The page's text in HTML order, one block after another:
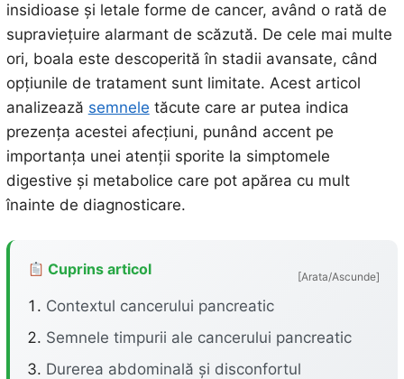
insidioase și letale forme de cancer, având o rată de
supraviețuire alarmant de scăzută. De cele mai multe
ori, boala este descoperită în stadii avansate, când
opțiunile de tratament sunt limitate. Acest articol
analizează semnele tăcute care ar putea indica
prezența acestei afecțiuni, punând accent pe
importanța unei atenții sporite la simptomele
digestive și metabolice care pot apărea cu mult
înainte de diagnosticare.
Cuprins articol [Arata/Ascunde]
Contextul cancerului pancreatic
Semnele timpurii ale cancerului pancreatic
Durerea abdominală și disconfortul